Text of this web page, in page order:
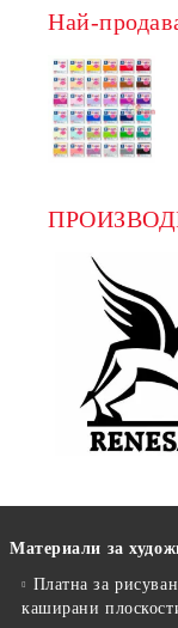
Най-
Материали за
Платна за
каширани